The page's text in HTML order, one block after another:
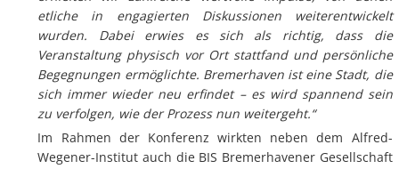
etliche in engagierten Diskussionen weiterentwickelt
wurden. Dabei erwies es sich als richtig, dass die
Veranstaltung physisch vor Ort stattfand und persönliche
Begegnungen ermöglichte. Bremerhaven ist eine Stadt, die
sich immer wieder neu erfindet – es wird spannend sein
zu verfolgen, wie der Prozess nun weitergeht.“
Im Rahmen der Konferenz wirkten neben dem Alfred-
Wegener-Institut auch die BIS Bremerhavener Gesellschaft